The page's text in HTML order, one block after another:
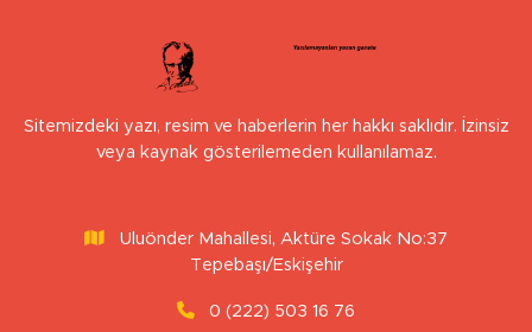
Sitemizdeki yazı, resim ve haberlerin her hakkı saklıdır. İzinsiz
veya kaynak gösterilemeden kullanılamaz.
Uluönder Mahallesi, Aktüre Sokak No:37
Tepebaşı/Eskişehir
0 (222) 503 16 76